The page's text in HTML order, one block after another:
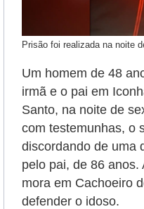
Prisão foi realizada na noite
Um homem de 48
irmã e o pai em
Santo, na noite de
com testemunhas, o
discordando de uma
pelo pai, de 86 anos.
mora em Cachoeiro
defender o idoso.